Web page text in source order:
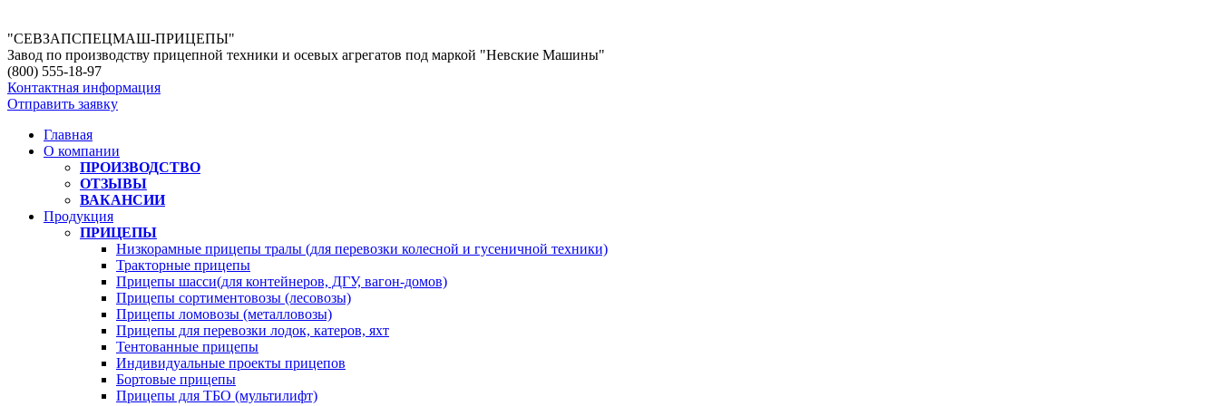
"СЕВЗАПСПЕЦМАШ-ПРИЦЕПЫ"
Завод по производству прицепной техники и осевых агрегатов под маркой "Невские Машины"
(800) 555-18-97
Контактная информация
Отправить заявку
Главная
О компании
ПРОИЗВОДСТВО
ОТЗЫВЫ
ВАКАНСИИ
Продукция
ПРИЦЕПЫ
Низкорамные прицепы тралы (для перевозки колесной и гусеничной техники)
Тракторные прицепы
Прицепы шасси(для контейнеров, ДГУ, вагон-домов)
Прицепы сортиментовозы (лесовозы)
Прицепы ломовозы (металловозы)
Прицепы для перевозки лодок, катеров, яхт
Тентованные прицепы
Индивидуальные проекты прицепов
Бортовые прицепы
Прицепы для ТБО (мультилифт)